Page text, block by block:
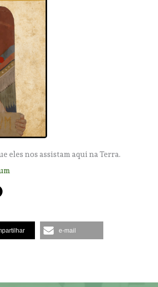
eles nos assistam aqui na Terra.
e-mail